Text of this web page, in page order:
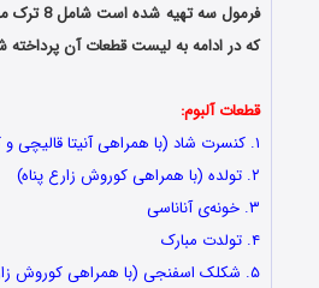
فرمول سه
که در ادامه به لیست قطعات آن
قطعات آلبوم:
۱. کنسرت شاد (با همراهی آنیتا قالیچی و کوروش زارع پناه)
۲. تولده (با همراهی کوروش زارع پناه)
۳. خونه‌ی آناناسی
۴. تولدت مبارک
۵. شکلک اسفنجی (با همراهی کوروش زارع پناه)